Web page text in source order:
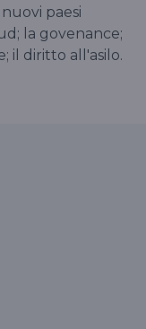
paesi
la govenance;
il diritto all'asilo.